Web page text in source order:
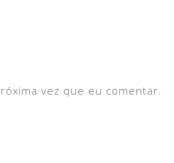
vez que eu comentar.